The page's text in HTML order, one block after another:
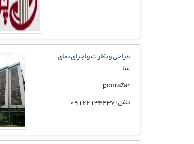
طراحی و نظارت و اجرای نمای
سا
poorazar
تلفن: 09122134437